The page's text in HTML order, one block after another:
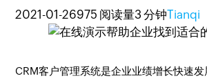
2021-01-26975 阅读量3 分钟Tianqi
CRM客户管理系统是企业业绩增长快速